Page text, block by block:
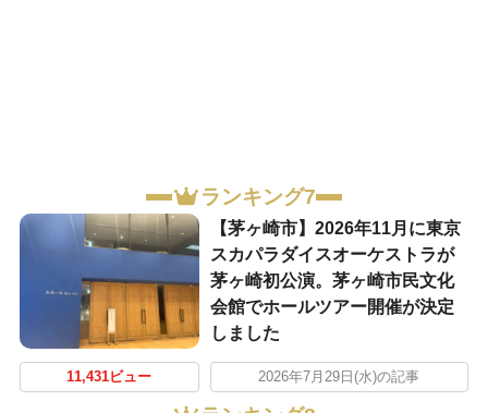
ランキング7
【茅ヶ崎市】2026年11月に東京
スカパラダイスオーケストラが
茅ヶ崎初公演。茅ヶ崎市民文化
会館でホールツアー開催が決定
しました
11,431ビュー 2026年7月29日(水)の記事